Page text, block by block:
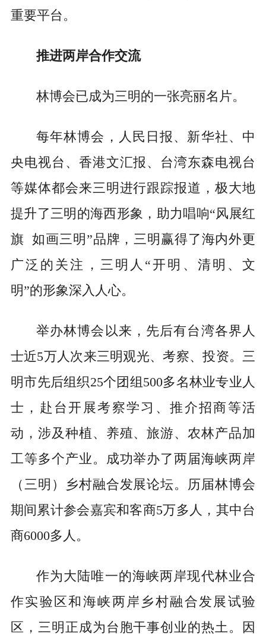
重要平台。
推进两岸合作交流
林博会已成为三明的一张亮丽名片。
每年林博会，人民日报、新华社、中
央电视台、香港文汇报、台湾东森电视台
等媒体都会来三明进行跟踪报道，极大地
提升了三明的海西形象，助力唱响“风展红
旗 如画三明”品牌，三明赢得了海内外更
广泛的关注，三明人“开明、清明、文
明”的形象深入人心。
举办林博会以来，先后有台湾各界人
士近5万人次来三明观光、考察、投资。三
明市先后组织25个团组500多名林业专业人
士，赴台开展考察学习、推介招商等活
动，涉及种植、养殖、旅游、农林产品加
工等多个产业。成功举办了两届海峡两岸
（三明）乡村融合发展论坛。历届林博会
期间累计参会嘉宾和客商5万多人，其中台
商6000多人。
作为大陆唯一的海峡两岸现代林业合
作实验区和海峡两岸乡村融合发展试验
区，三明正成为台胞干事创业的热土。因